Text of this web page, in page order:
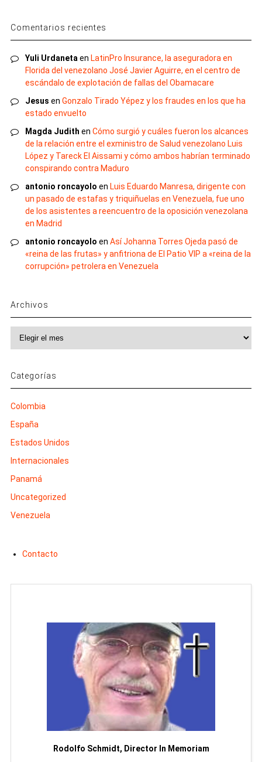
Comentarios recientes
Yuli Urdaneta en LatinPro Insurance, la aseguradora en
Florida del venezolano José Javier Aguirre, en el centro de
escándalo de explotación de fallas del Obamacare
Jesus en Gonzalo Tirado Yépez y los fraudes en los que ha
estado envuelto
Magda Judith en Cómo surgió y cuáles fueron los alcances
de la relación entre el exministro de Salud venezolano Luis
López y Tareck El Aissami y cómo ambos habrían terminado
conspirando contra Maduro
antonio roncayolo en Luis Eduardo Manresa, dirigente con
un pasado de estafas y triquiñuelas en Venezuela, fue uno
de los asistentes a reencuentro de la oposición venezolana
en Madrid
antonio roncayolo en Así Johanna Torres Ojeda pasó de
«reina de las frutas» y anfitriona de El Patio VIP a «reina de la
corrupción» petrolera en Venezuela
Archivos
Categorías
Colombia
España
Estados Unidos
Internacionales
Panamá
Uncategorized
Venezuela
Contacto
Rodolfo Schmidt, Director In Memoriam